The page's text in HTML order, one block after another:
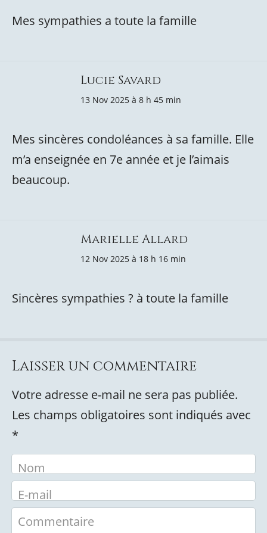
Mes sympathies a toute la famille
Lucie Savard
13 Nov 2025 à 8 h 45 min
Mes sincères condoléances à sa famille. Elle
m’a enseignée en 7e année et je l’aimais
beaucoup.
Marielle Allard
12 Nov 2025 à 18 h 16 min
Sincères sympathies ? à toute la famille
Laisser un commentaire
Votre adresse e-mail ne sera pas publiée.
Les champs obligatoires sont indiqués avec
*
Nom
E-mail
Commentaire